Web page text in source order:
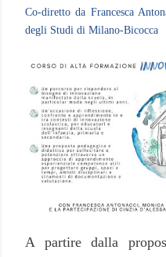
Co-diretto da Francesca
degli Studi di Milano-Bicocca
A partire dalla